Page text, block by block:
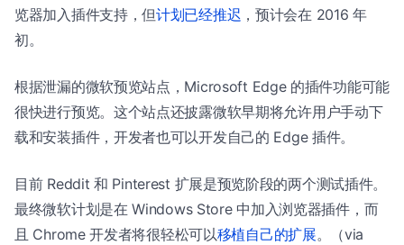
览器加入插件支持，但计划已经推迟 ，预计会在 2016 年
初。
根据泄漏的微软预览站点，Microsoft Edge 的插件功能可能
很快进行预览。这个站点还披露微软早期将允许用户手动下
载和安装插件，开发者也可以开发自己的 Edge 插件。
目前 Reddit 和 Pinterest 扩展是预览阶段的两个测试插件。
最终微软计划是在 Windows Store 中加入浏览器插件，而
且 Chrome 开发者将很轻松可以移植自己的扩展。（via